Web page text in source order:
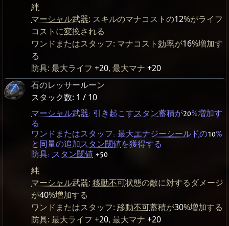
絆
マーシャル武器: スキルのマナコストの12%がライフ
コストに変換される
ワンドまたはスタッフ: マナコスト効率が16%増加す
る
防具: 最大ライフ +20, 最大マナ +20
石のレッサールーン
スタック数: 1 / 10
マーシャル武器: 引き起こすスタン蓄積が20%増加す
る
ワンドまたはスタッフ: 最大エナジーシールドの10%
と同量の追加スタン閾値を獲得する
防具: スタン閾値 +50
絆
マーシャル武器: 移動不可状態の敵に対するダメージ
が40%増加する
ワンドまたはスタッフ: 移動不可蓄積が30%増加する
防具: 最大ライフ +20, 最大マナ +20